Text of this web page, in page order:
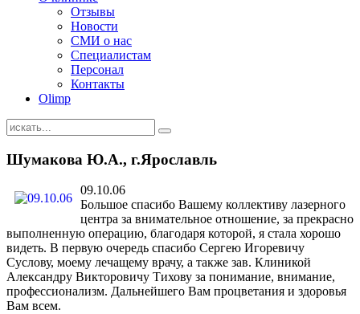
Отзывы
Новости
СМИ о нас
Специалистам
Персонал
Контакты
Olimp
Шумакова Ю.А., г.Ярославль
09.10.06
Большое спасибо Вашему коллективу лазерного
центра за внимательное отношение, за прекрасно
выполненную операцию, благодаря которой, я стала хорошо
видеть. В первую очередь спасибо Сергею Игоревичу
Суслову, моему лечащему врачу, а также зав. Клиникой
Александру Викторовичу Тихову за понимание, внимание,
профессионализм. Дальнейшего Вам процветания и здоровья
Вам всем.